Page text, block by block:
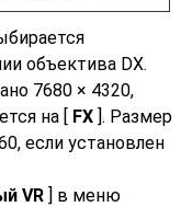
объектива DX.
7680 × 4320,
на [ FX ]. Размер
если установлен
VR ] в меню